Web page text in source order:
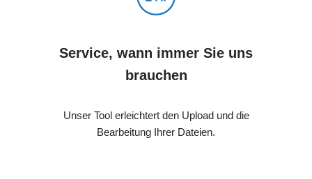
Service, wann immer Sie uns
brauchen
Unser Tool erleichtert den Upload und die
Bearbeitung Ihrer Dateien.